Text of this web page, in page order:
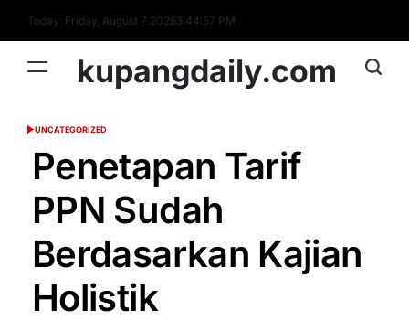
content
Today: Friday, August 7 20263:44:58 PM
kupangdaily.com
POSTED
UNCATEGORIZED
Penetapan Tarif
PPN Sudah
Berdasarkan Kajian
Holistik